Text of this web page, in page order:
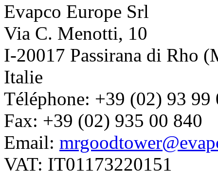
Evapco Europe Srl
Via C. Menotti, 10
I-20017 Passirana di Rho
Italie
Téléphone: +39 (02) 93 99
Fax: +39 (02) 935 00 840
Email:
VAT: IT01173220151